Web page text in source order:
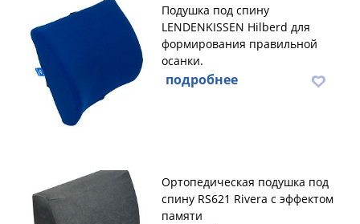
Подушка под спину
LENDENKISSEN Hilberd для
формирования правильной
осанки.
подробнее
Ортопедическая подушка под
спину RS621 Rivera с эффектом
памяти